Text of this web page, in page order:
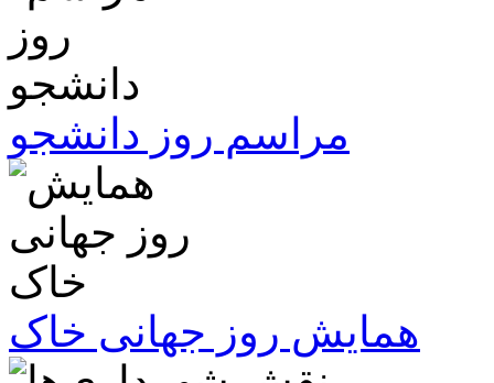
مراسم روز دانشجو
همایش روز جهانی خاک